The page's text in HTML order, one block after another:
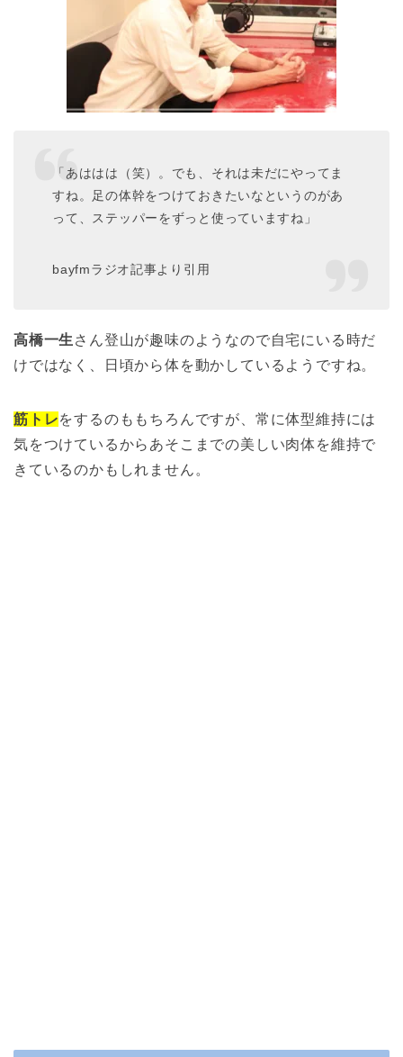
「あははは（笑）。でも、それは未だにやってま
すね。足の体幹をつけておきたいなというのがあ
って、ステッパーをずっと使っていますね」
bayfmラジオ記事より引用
高橋一生 さん登山が趣味のようなので自宅にいる時だ
けではなく、日頃から体を動かしているようですね。
筋トレをするのももちろんですが、常に体型維持には
気をつけているからあそこまでの美しい肉体を維持で
きているのかもしれません。